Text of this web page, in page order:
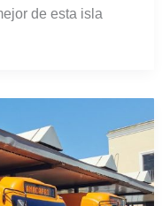
de esta isla